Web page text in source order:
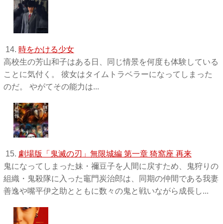
14. 時をかける少女
高校生の芳山和子はある日、同じ情景を何度も体験している
ことに気付く。 彼女はタイムトラベラーになってしまった
のだ。 やがてその能力は...
15. 劇場版「鬼滅の刃」無限城編 第一章 猗窩座 再来
鬼になってしまった妹・禰󠄀豆子を人間に戻すため、鬼狩りの
組織・鬼殺隊に入った竈門炭治郎は、同期の仲間である我妻
善逸や嘴平伊之助とともに数々の鬼と戦いながら成長し...